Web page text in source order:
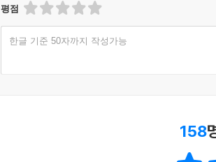
평점
한글 기준 50자까지 작성가능
158